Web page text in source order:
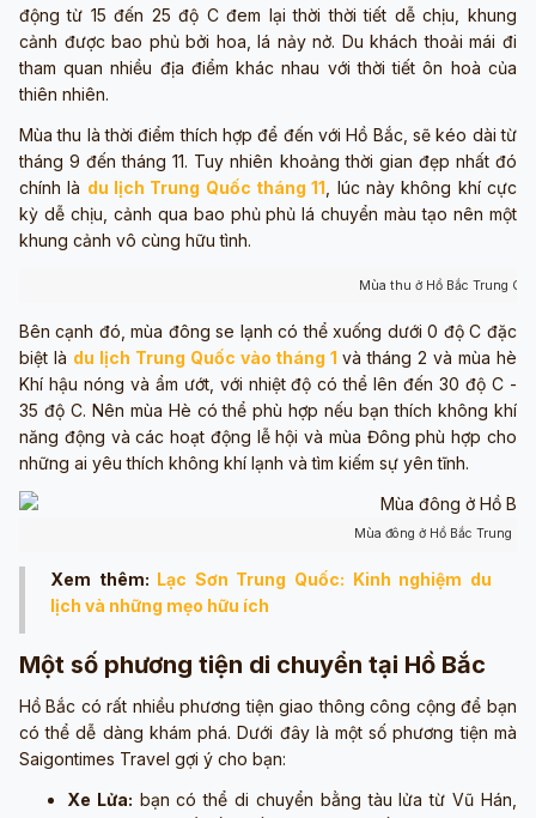
động từ 15 đến 25 độ C đem lại thời thời tiết dễ chịu, khung
cảnh được bao phủ bởi hoa, lá nảy nở. Du khách thoải mái đi
tham quan nhiều địa điểm khác nhau với thời tiết ôn hoà của
thiên nhiên.
Mùa thu là thời điểm thích hợp để đến với Hồ Bắc, sẽ kéo dài từ
tháng 9 đến tháng 11. Tuy nhiên khoảng thời gian đẹp nhất đó
chính là du lịch Trung Quốc tháng 11 , lúc này không khí cực
kỳ dễ chịu, cảnh qua bao phủ phủ lá chuyển màu tạo nên một
khung cảnh vô cùng hữu tình.
Mùa thu ở Hồ Bắc Trung
Bên cạnh đó, mùa đông se lạnh có thể xuống dưới 0 độ C đặc
biệt là du lịch Trung Quốc vào tháng 1 và tháng 2 và mùa hè
Khí hậu nóng và ẩm ướt, với nhiệt độ có thể lên đến 30 độ C -
35 độ C. Nên mùa Hè có thể phù hợp nếu bạn thích không khí
năng động và các hoạt động lễ hội và mùa Đông phù hợp cho
những ai yêu thích không khí lạnh và tìm kiếm sự yên tĩnh.
Mùa đông ở Hồ Bắc Trung
Xem thêm: Lạc Sơn Trung Quốc: Kinh nghiệm du
lịch và những mẹo hữu ích
Một số phương tiện di chuyển tại Hồ Bắc
Hồ Bắc có rất nhiều phương tiện giao thông công cộng để bạn
có thể dễ dàng khám phá. Dưới đây là một số phương tiện mà
Saigontimes Travel gợi ý cho bạn:
Xe Lửa: bạn có thể di chuyển bằng tàu lửa từ Vũ Hán,